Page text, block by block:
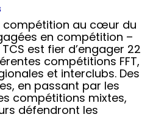
compétition au cœur du
en compétition –
est fier d’engager 22
compétitions FFT,
et interclubs. Des
en passant par les
compétitions mixtes,
défendront les